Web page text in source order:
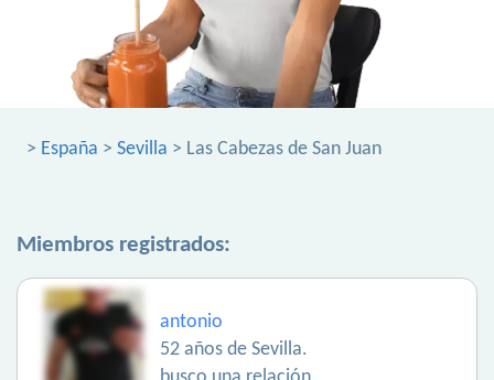
> España > Sevilla > Las Cabezas de San Juan
Miembros registrados:
antonio
52 años de Sevilla.